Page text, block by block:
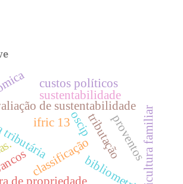
classificaçãotributação
de propriedade
de sustentabilidade agricultura familiar
bibliometria.
oscip
sustentabilidade
custos políticos
ifric 13 proventos